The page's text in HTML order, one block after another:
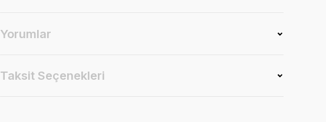
Yorumlar
Taksit Seçenekleri